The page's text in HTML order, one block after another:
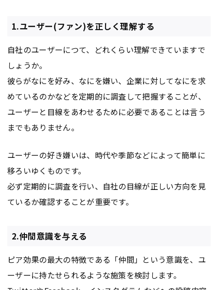
1.ユーザー(ファン)を正しく理解する
自社のユーザーにつて、どれくらい理解できていますで
しょうか。
彼らがなにを好み、なにを嫌い、企業に対してなにを求
めているのかなどを定期的に調査して把握することが、
ユーザーと目線をあわせるために必要であることは言う
までもありません。
ユーザーの好き嫌いは、時代や季節などによって簡単に
移ろいゆくものです。
必ず定期的に調査を行い、自社の目線が正しい方向を見
ているか確認することが重要です。
2.仲間意識を与える
ピア効果の最大の特徴である「仲間」という意識を、ユ
ーザーに持たせられるような施策を検討します。